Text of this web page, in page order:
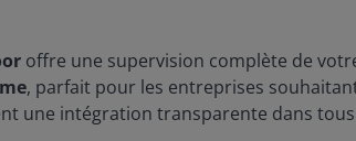
offre une supervision complète de
, parfait pour les entreprises
une intégration transparente dans